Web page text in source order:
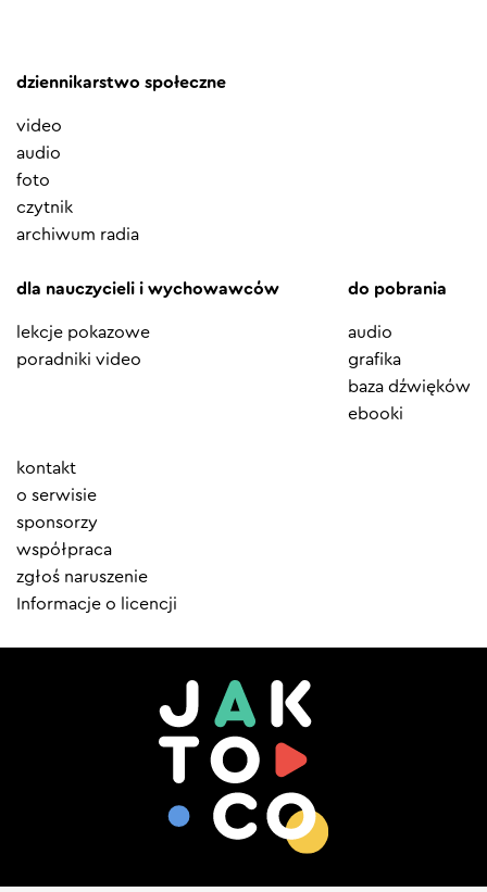
dziennikarstwo społeczne
video
audio
foto
czytnik
archiwum radia
dla nauczycieli i wychowawców
lekcje pokazowe
poradniki video
do pobrania
audio
grafika
baza dźwięków
ebooki
Element
menu
kontakt
o serwisie
sponsorzy
współpraca
zgłoś naruszenie
Informacje o licencji